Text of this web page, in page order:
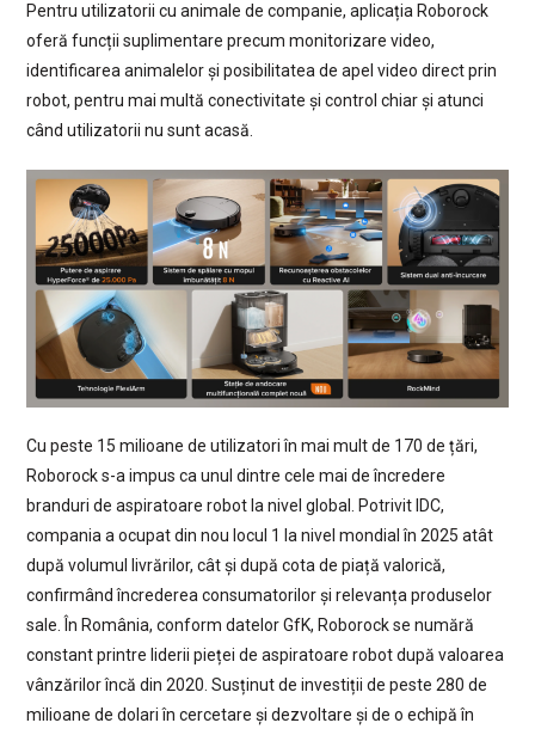
Pentru utilizatorii cu animale de companie, aplicația Roborock
oferă funcții suplimentare precum monitorizare video,
identificarea animalelor și posibilitatea de apel video direct prin
robot, pentru mai multă conectivitate și control chiar și atunci
când utilizatorii nu sunt acasă.
Cu peste 15 milioane de utilizatori în mai mult de 170 de țări,
Roborock s-a impus ca unul dintre cele mai de încredere
branduri de aspiratoare robot la nivel global. Potrivit IDC,
compania a ocupat din nou locul 1 la nivel mondial în 2025 atât
după volumul livrărilor, cât și după cota de piață valorică,
confirmând încrederea consumatorilor și relevanța produselor
sale. În România, conform datelor GfK, Roborock se numără
constant printre liderii pieței de aspiratoare robot după valoarea
vânzărilor încă din 2020. Susținut de investiții de peste 280 de
milioane de dolari în cercetare și dezvoltare și de o echipă în